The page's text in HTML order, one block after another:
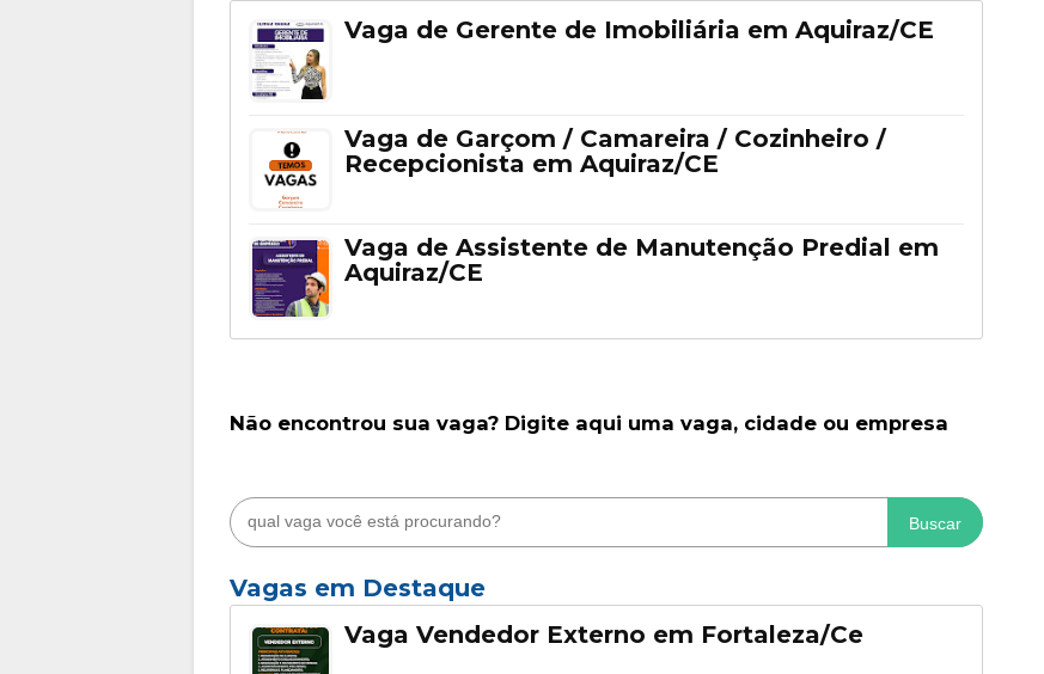
Vaga de Gerente de Imobiliária em Aquiraz/CE
Vaga de Garçom / Camareira / Cozinheiro /
Recepcionista em Aquiraz/CE
Vaga de Assistente de Manutenção Predial em
Aquiraz/CE
Não encontrou sua vaga? Digite aqui uma vaga, cidade ou empresa
Buscar
Vagas em Destaque
Vaga Vendedor Externo em Fortaleza/Ce